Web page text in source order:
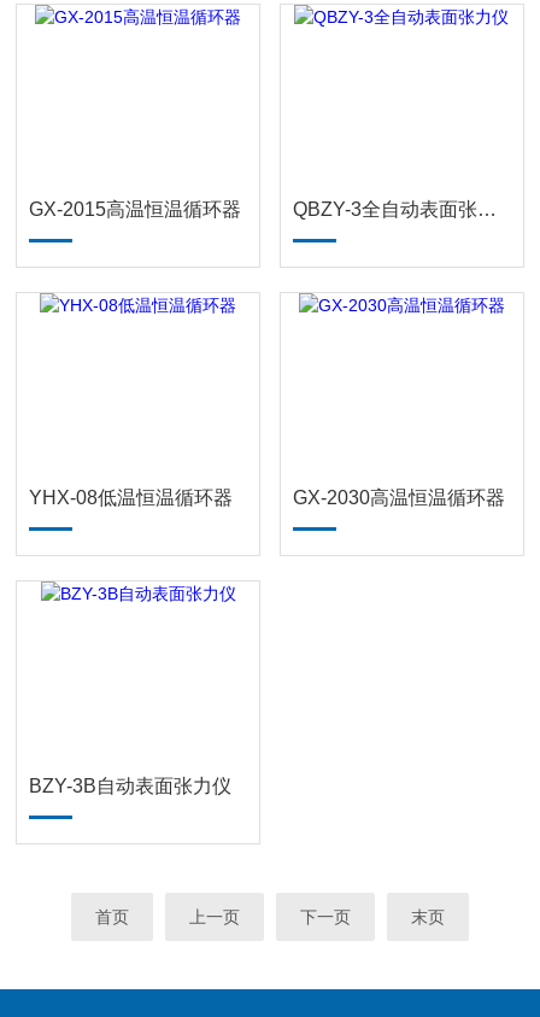
GX-2015高温恒温循环器 QBZY-3全自动表面张力仪
YHX-08低温恒温循环器 GX-2030高温恒温循环器
BZY-3B自动表面张力仪
首页 上一页 下一页 末页